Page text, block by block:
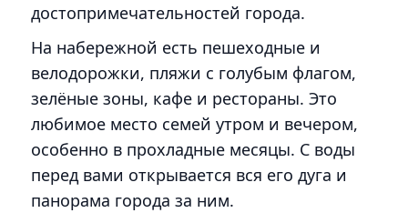
достопримечательностей города.
На набережной есть пешеходные и
велодорожки, пляжи с голубым флагом,
зелёные зоны, кафе и рестораны. Это
любимое место семей утром и вечером,
особенно в прохладные месяцы. С воды
перед вами открывается вся его дуга и
панорама города за ним.